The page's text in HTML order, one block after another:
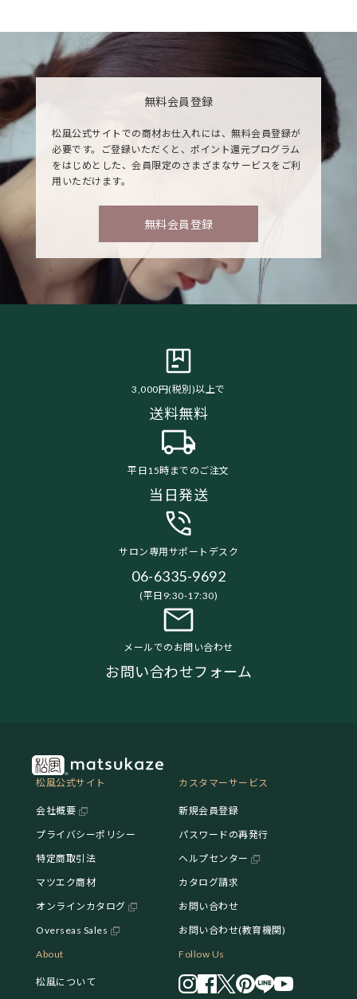
無料会員登録
松風公式サイトでの商材お仕入れには、無料会員登録が
必要です。ご登録いただくと、ポイント還元プログラム
をはじめとした、会員限定のさまざまなサービスをご利
用いただけます。
無料会員登録
3,000円(税別)以上で
送料無料
平日15時までのご注文
当日発送
サロン専用サポートデスク
06-6335-9692
(平日9:30-17:30)
メールでのお問い合わせ
お問い合わせフォーム
松風公式サイト
会社概要
プライバシーポリシー
特定商取引法
マツエク商材
オンラインカタログ
Overseas Sales
カスタマーサービス
新規会員登録
パスワードの再発行
ヘルプセンター
カタログ請求
お問い合わせ
お問い合わせ(教育機関)
About
松風について
Follow Us